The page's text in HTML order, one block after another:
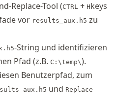
Replace-Tool (CTRL + Hkeys
vor results_aux.h5 zu
-String und identifizieren
Pfad (z.B. C:\temp\).
Benutzerpfad, zum
und Replace